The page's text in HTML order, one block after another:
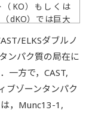
KO）もしくは
dKO）では巨大
つきノックアウ
）のシナプス
末端では複数の
るのに対し，
スターの数やク
入量が低下する．
ELKSダブルノ
ンパク質の局在に
．一方で，CAST,
ブゾーンタンパク
，Munc13-1,